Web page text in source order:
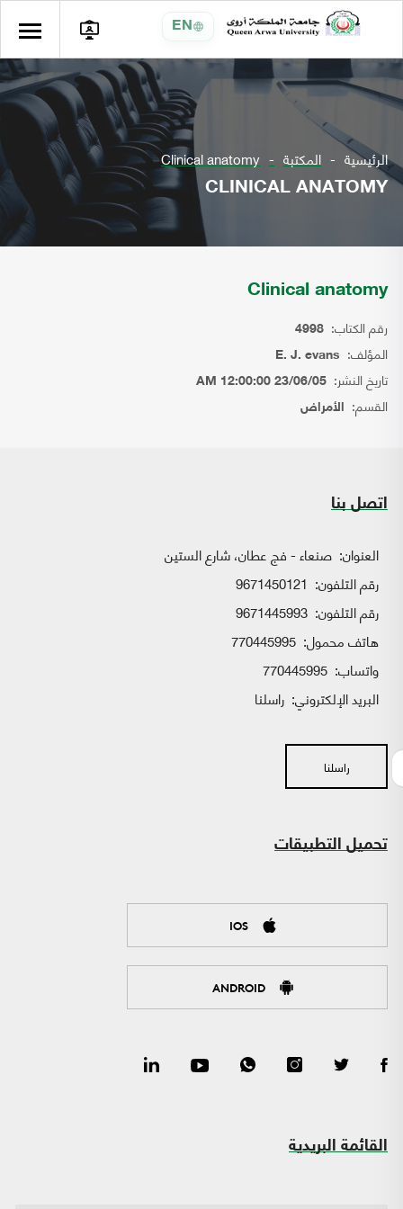
EN
الرئيسية المكتبة Clinical anatomy
CLINICAL ANATOMY
Clinical anatomy
رقم الكتاب: 4998
المؤلف: E. J. evans
تاريخ النشر: 23/06/05 12:00:00 AM
القسم: الأمراض
اتصل بنا
العنوان: صنعاء - فج عطان، شارع الستين
رقم التلفون: 9671450121
رقم التلفون: 9671445993
هاتف محمول: 770445995
واتساب:
البريد الإلكتروني: راسلنا
راسلنا
تحميل التطبيقات
IOS
ANDROID
القائمة البريدية